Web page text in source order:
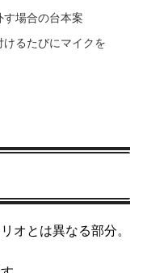
場合の台本案
るたびにマイクを
オとは異なる部分。